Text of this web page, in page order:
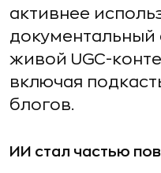
активнее
документальный
живой UGC-
включая
блогов.
ИИ стал частью